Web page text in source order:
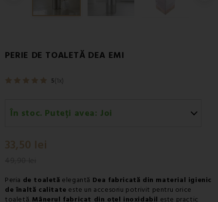
PERIE DE TOALETĂ DEA EMI
5(1x)
În stoc. Puteți avea: Joi
Joi 13.08
33,50 lei
Peria de toaletă elegantă Dea fabricată din material igienic
de înaltă calitate este un accesoriu potrivit pentru orice
toaletă.Mânerul fabricat din oțel inoxidabil este practic